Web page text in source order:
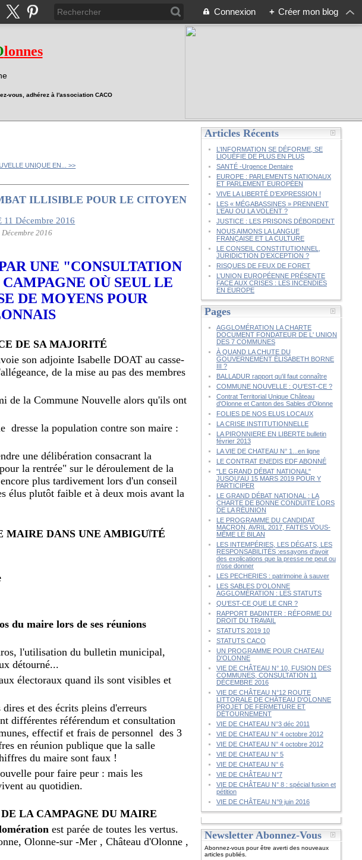
Connexion + Créer mon blog
lonnes
vous, adhérez à l'association CACO
UNIQUE EN... >>
ILLISIBLE POUR LE CITOYEN
2016
UNE "CONSULTATION
OÙ SEUL LE
DE MOYENS POUR
DE SA MAJORITÉ
son adjointe Isabelle DOAT au casse-
de la mise au pas des membres
de la Commune Nouvelle alors qu'ils ont
dresse la population contre son maire :
une délibération consacrant la
la rentrée" sur le déroulement de la
plus tardivement lors d'un conseil
élus plutôt faible et à deux mois avant la
MAIRE DANS UNE AMBIGU ÏTÉ
du maire lors de ses réunions
l'utilisation du bulletin municipal,
détourné...
électoraux quand ils sont visibles et
et des écrits pleins d'erreurs
différentes référendum et consultation
effectif et frais de personnel des 3
en réunion publique que la salle
du maire sont faux !
pour faire peur : mais les
au quotidien.
LA CAMPAGNE DU MAIRE
est parée de toutes les vertus.
Olonne-sur -Mer , Château d'Olonne ,
Articles Récents
L’INFORMATION SE DÉFORME, SE
LIQUÉFIE DE PLUS EN PLUS
SANTÉ -Urgence Dentaire
EUROPE : PARLEMENTS NATIONAUX
ET PARLEMENT EUROPÉEN
VIVE LA LIBERTÉ D’EXPRESSION !
LES « MÉGABASSINES » PRENNENT
L’EAU OU LA VOLENT ?
JUSTICE : LES PRISONS DÉBORDENT
NOUS AIMONS LA LANGUE
FRANÇAISE ET LA CULTURE
LE CONSEIL CONSTITUTIONNEL,
JURIDICTION D’EXCEPTION ?
RISQUES DE FEUX DE FORET
L’UNION EUROPÉENNE PRÉSENTE
FACE AUX CRISES : LES INCENDIES
EN EUROPE
Pages
AGGLOMÉRATION LA CHARTE
DOCUMENT FONDATEUR DE L' UNION
DES 7 COMMUNES
À QUAND LA CHUTE DU
GOUVERNEMENT ÉLISABETH BORNE
III ?
BALLADUR rapport qu'il faut connaître
COMMUNE NOUVELLE : QU'EST-CE ?
Contrat Territorial Unique Château
d'Olonne et Canton des Sables d'Olonne
FOLIES DE NOS ELUS LOCAUX
LA CRISE INSTITUTIONNELLE
LA PIRONNIERE EN LIBERTE bulletin
février 2013
LA VIE DE CHATEAU N° 1...en ligne
LE CONTRAT ENEDIS EDF ABONNÉ
"LE GRAND DÉBAT NATIONAL"
JUSQU'AU 15 MARS 2019 POUR Y
PARTICIPER
LE GRAND DÉBAT NATIONAL : LA
CHARTE DE BONNE CONDUITE LORS
DE LA RÉUNION
LE PROGRAMME DU CANDIDAT
MACRON, AVRIL 2017, FAITES VOUS-
MÊME LE BILAN
LES INTEMPÉRIES, LES DÉGATS, LES
RESPONSABILITÉS :essayons d'avoir
des explications que la presse ne peut ou
n'ose donner
LES PECHERIES : patrimoine à sauver
LES SABLES D'OLONNE
AGGLOMÉRATION : LES STATUTS
QU’EST-CE QUE LE CNR ?
RAPPORT BADINTER : RÉFORME DU
DROIT DU TRAVAIL
STATUTS 2019 10
STATUTS CACO
UN PROGRAMME POUR CHATEAU
D'OLONNE
VIE DE CHÂTEAU N° 10, FUSION DES
COMMUNES, CONSULTATION 11
DÉCEMBRE 2016
VIE DE CHÂTEAU N°12 ROUTE
LITTORALE DE CHÂTEAU D'OLONNE
PROJET DE FERMETURE ET
DÉTOURNEMENT
VIE DE CHATEAU N°3 déc 2011
VIE DE CHATEAU N° 4 octobre 2012
VIE DE CHATEAU N° 4 octobre 2012
VIE DE CHATEAU N° 5
VIE DE CHATEAU N° 6
VIE DE CHÂTEAU N°7
VIE DE CHÂTEAU N° 8 : spécial fusion et
pétition
VIE DE CHÂTEAU N°9 juin 2016
Newsletter Abonnez-Vous
Abonnez-vous pour être averti des nouveaux
articles publiés.